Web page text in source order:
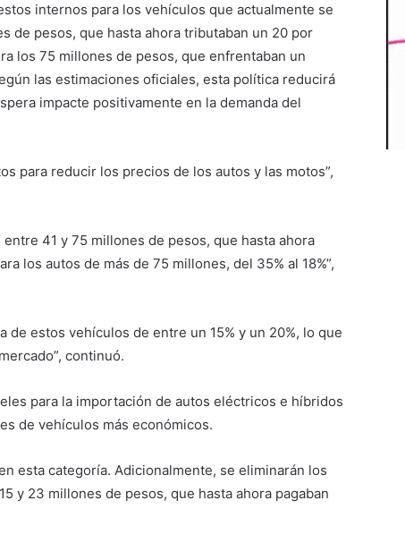
internos para los vehículos que actualmente se
de pesos, que hasta ahora tributaban un 20 por
los 75 millones de pesos, que enfrentaban un
las estimaciones oficiales, esta política reducirá
impacte positivamente en la demanda del
para reducir los precios de los autos y las motos”,
41 y 75 millones de pesos, que hasta ahora
los autos de más de 75 millones, del 35% al 18%”,
estos vehículos de entre un 15% y un 20%, lo que
continuó.
para la importación de autos eléctricos e híbridos
de vehículos más económicos.
esta categoría. Adicionalmente, se eliminarán los
y 23 millones de pesos, que hasta ahora pagaban